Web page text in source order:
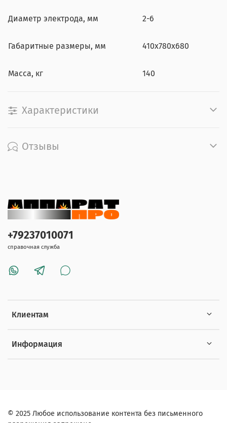
Диаметр электрода, мм 2-6
Габаритные размеры, мм 410х780х680
Масса, кг 140
Характеристики
Отзывы
Клиентам
Информация
+79237010071
справочная служба
© 2025 Любое использование контента без письменного